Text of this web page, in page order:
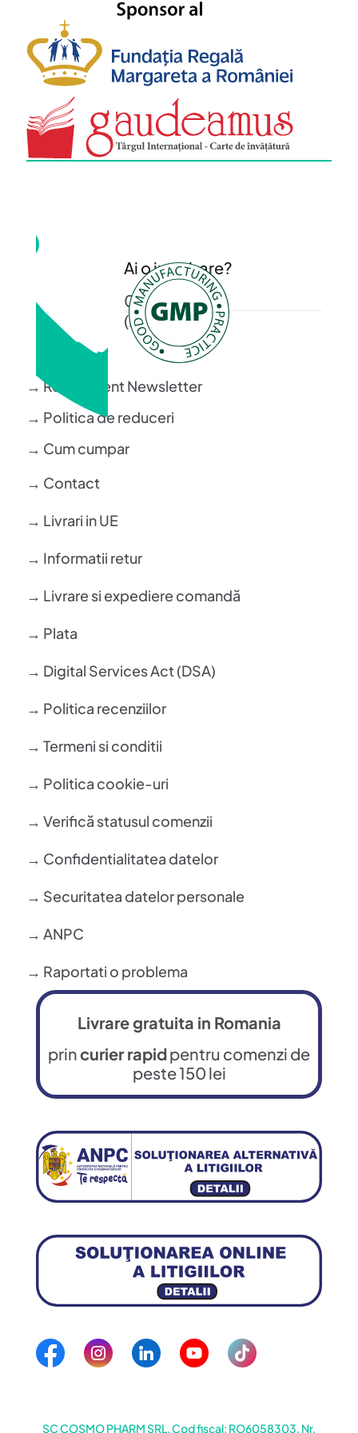
Ai o intrebare?
0372 372 200
(L-V: 08-16)
→ Regulament Newsletter
→ Politica de reduceri
→ Cum cumpar
→ Contact
→ Livrari in UE
→ Informatii retur
→ Livrare si expediere comandă
→ Plata
→ Digital Services Act (DSA)
→ Politica recenziilor
→ Termeni si conditii
→ Politica cookie-uri
→ Verifică statusul comenzii
→ Confidentialitatea datelor
→ Securitatea datelor personale
→ ANPC
→ Raportati o problema
Livrare gratuita in Romania
princurier rapidpentru comenzi de
peste 150 lei
SC COSMO PHARM SRL, Cod fiscal: RO6058303, Nr.